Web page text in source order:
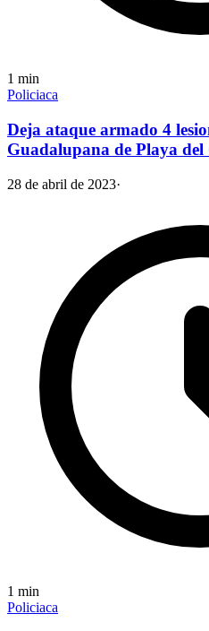
1 min
Policiaca
Deja ataque armado 4
Guadalupana de Playa del
28 de abril de 2023·
1 min
Policiaca